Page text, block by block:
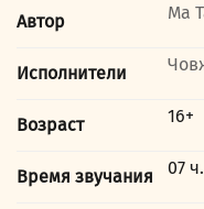
Автор Ма
Исполнители
Возраст 16+
Время звучания 07